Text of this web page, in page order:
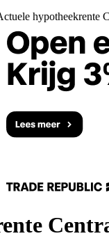
hypotheekrente